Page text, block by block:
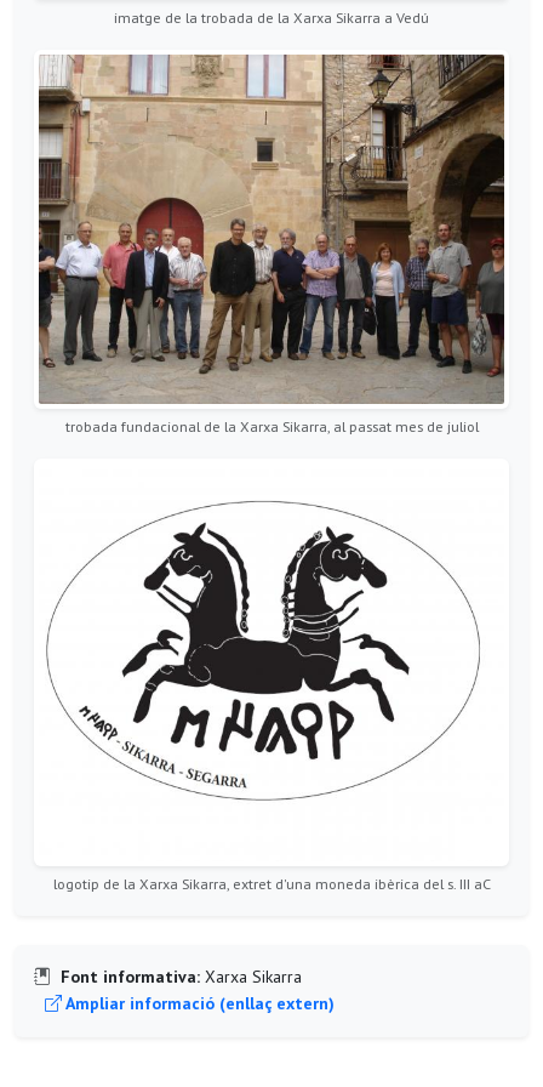
imatge de la trobada de la Xarxa Sikarra a Vedú
trobada fundacional de la Xarxa Sikarra, al passat mes de juliol
logotip de la Xarxa Sikarra, extret d'una moneda ibèrica del s. III aC
Font informativa: Xarxa Sikarra
Ampliar informació (enllaç extern)